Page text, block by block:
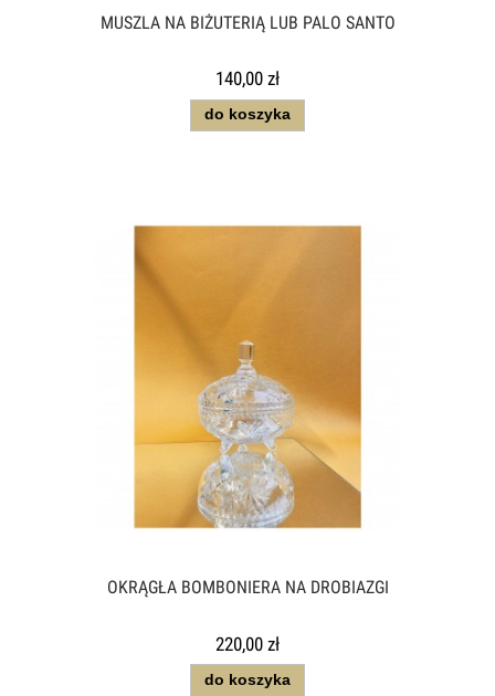
MUSZLA NA BIŻUTERIĄ LUB PALO SANTO
140,00 zł
do koszyka
OKRĄGŁA BOMBONIERA NA DROBIAZGI
220,00 zł
do koszyka